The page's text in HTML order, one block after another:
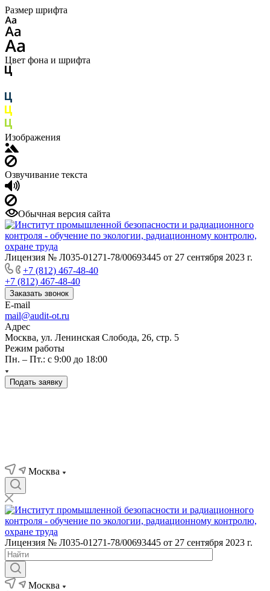
Размер шрифта
Цвет фона и шрифта
Изображения
Озвучивание текста
Обычная версия сайта
Лицензия № Л035-01271-78/00693445 от 27 сентября 2023 г.
+7 (812) 467-48-40
+7 (812) 467-48-40
Заказать звонок
E-mail
mail@audit-ot.ru
Адрес
Москва, ул. Ленинская Слобода, 26, стр. 5
Режим работы
Пн. – Пт.: с 9:00 до 18:00
Подать заявку
Москва
Лицензия № Л035-01271-78/00693445 от 27 сентября 2023 г.
Москва